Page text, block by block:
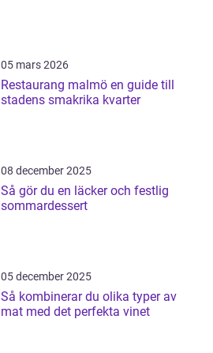
05 mars 2026
Restaurang malmö en guide till
stadens smakrika kvarter
08 december 2025
Så gör du en läcker och festlig
sommardessert
05 december 2025
Så kombinerar du olika typer av
mat med det perfekta vinet